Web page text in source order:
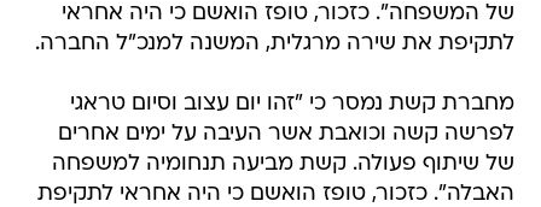
של המשפחה". כזכור, טופז הואשם כי היה אחראי
לתקיפת את שירה מרגלית, המשנה למנכ"ל החברה.
מחברת קשת נמסר כי "זהו יום עצוב וסיום טראגי
לפרשה קשה וכואבת אשר העיבה על ימים אחרים
של שיתוף פעולה. קשת מביעה תנחומיה למשפחה
האבלה". כזכור, טופז הואשם כי היה אחראי לתקיפת